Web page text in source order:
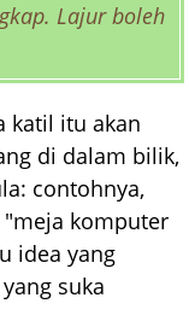
Lajur boleh
katil itu akan
di dalam bilik,
contohnya,
"meja komputer
idea yang
suka